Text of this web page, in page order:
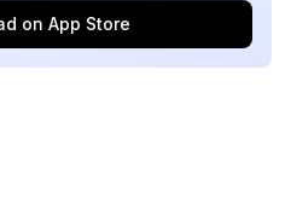
on App Store